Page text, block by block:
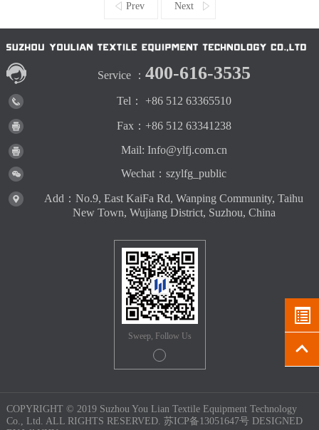
Prev Next
Service ： 400-616-3535
Tel： +86 512 63365510
Fax：+86 512 63341238
Mail: Info@ylfj.com.cn
Wechat：szylfg_public
Add：No.9, East KaiFa Rd, Wanping Community, Taihu
New Town, Wujiang District, Suzhou, China
Sweep, Follow Us
COPYRIGHT © 2019 Suzhou You Lian Textile Equipment Technology
Co., Ltd. ALL RIGHTS RESERVED. 苏ICP备13051647号DESIGNED